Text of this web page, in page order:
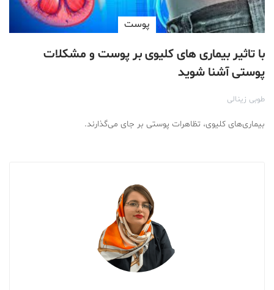
پوست
با تاثیر بیماری های کلیوی بر پوست و مشکلات
پوستی آشنا شوید
طوبی زینالی
بیماری‌های کلیوی، تظاهرات پوستی بر جای می‌گذارند.